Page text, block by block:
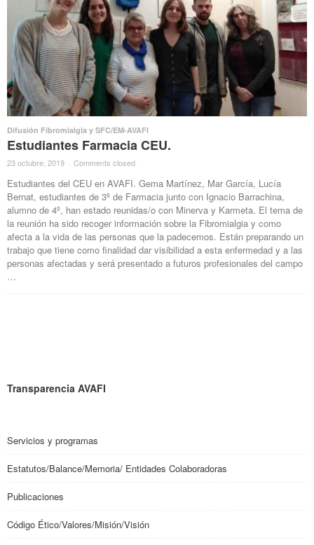
Difusión Fibromialgia y SFC/EM-AVAFI
Estudiantes Farmacia CEU.
23 octubre, 2019 · Comments closed ·
Estudiantes del CEU en AVAFI. Gema Martínez, Mar García, Lucía
Bernat, estudiantes de 3º de Farmacia junto con Ignacio Barrachina,
alumno de 4º, han estado reunidas/o con Minerva y Karmeta. El tema de
la reunión ha sido recoger información sobre la Fibromialgia y como
afecta a la vida de las personas que la padecemos. Están preparando un
trabajo que tiene como finalidad dar visibilidad a esta enfermedad y a las
personas afectadas y será presentado a futuros profesionales del campo
…
Transparencia AVAFI
Servicios y programas
Estatutos/Balance/Memoria/ Entidades Colaboradoras
Publicaciones
Código Ético/Valores/Misión/Visión